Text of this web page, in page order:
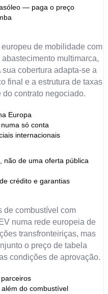
— paga o preço
de mobilidade com
multimarca,
cobertura adapta-se a
final e a estrutura de taxas
contrato negociado.
Europa
só conta
internacionais
não de uma oferta pública
crédito e garantias
de combustível com
numa rede europeia de
transfronteiriças, mas
o preço de tabela
condições de aprovação.
do combustível